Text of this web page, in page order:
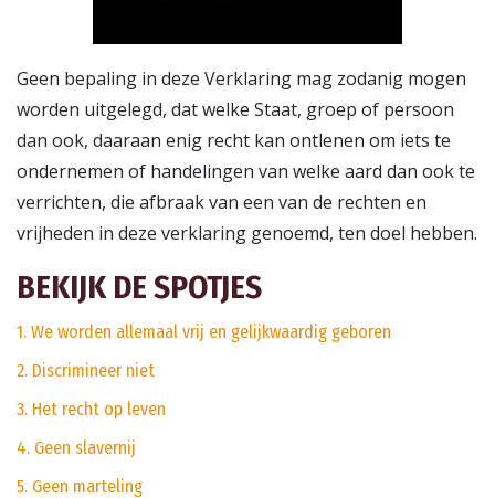
Geen bepaling in deze Verklaring mag zodanig mogen
worden uitgelegd, dat welke Staat, groep of persoon
dan ook, daaraan enig recht kan ontlenen om iets te
ondernemen of handelingen van welke aard dan ook te
verrichten, die afbraak van een van de rechten en
vrijheden in deze verklaring genoemd, ten doel hebben.
BEKIJK DE SPOTJES
1. We worden allemaal vrij en gelijkwaardig geboren
2. Discrimineer niet
3. Het recht op leven
4. Geen slavernij
5. Geen marteling